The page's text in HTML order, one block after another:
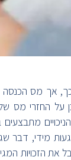
אך מס הכנסה
על החזרי מס
מידי,
את הזכויות